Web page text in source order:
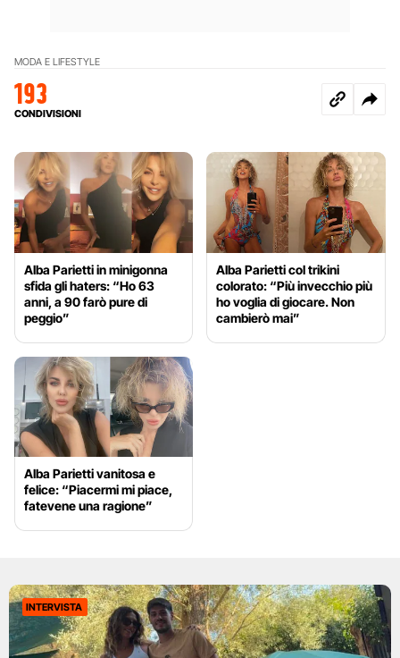
MODA E LIFESTYLE
193
CONDIVISIONI
Alba Parietti in minigonna
sfida gli haters: “Ho 63
anni, a 90 farò pure di
peggio”
Alba Parietti col trikini
colorato: “Più invecchio più
ho voglia di giocare. Non
cambierò mai”
Alba Parietti vanitosa e
felice: “Piacermi mi piace,
fatevene una ragione”
INTERVISTA